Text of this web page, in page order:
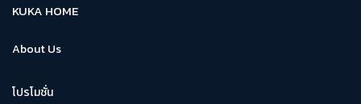
KUKA HOME
About Us
โปรโมชั่น